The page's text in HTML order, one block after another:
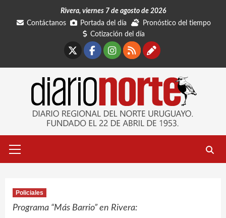
Rivera, viernes 7 de agosto de 2026
Contáctanos
Portada del día
Pronóstico del tiempo
Cotización del día
Facebook
Instagram
RSSContáctanos
primario
Policiales
Programa “Más Barrio” en Rivera: